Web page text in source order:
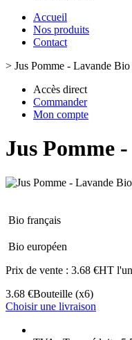
Accueil
Nos produits
Contact
> Jus Pomme - Lavande Bio
Accès direct
Commander
Mon compte
Jus Pomme
Bio français
Bio européen
Prix de vente : 3.68 €HT
3.68 €Bouteille (x6)
Choisir une livraison